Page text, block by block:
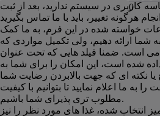
0
کاربری در سیستم ندارید، بعد از ثبت
خواسته شده در این فرم، به ما کمک
شما ارائه دهیم، ولی تکمیل مواردی که
است. ضمنا فیلد هایی که تحت عنوان
شده است، این امکان را برای شما به
نکته ای که جهت بالابردن رضایت شما
به ما اعلام نمایید تا بتوانیم با کیفیت
مطلوب تری پذیرای شما باشیم.
انتخاب شده، غذا های مورد نظر را نیز